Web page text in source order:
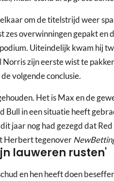
om de titelstrijd weer
zes overwinningen gepakt en
Uiteindelijk kwam hij
zijn eerste wist te
volgende conclusie.
Het is Max en de
Bull in een situatie heeft
jaar nog had gezegd dat
Herbert tegenover
lauweren rusten'
en hen heeft doen